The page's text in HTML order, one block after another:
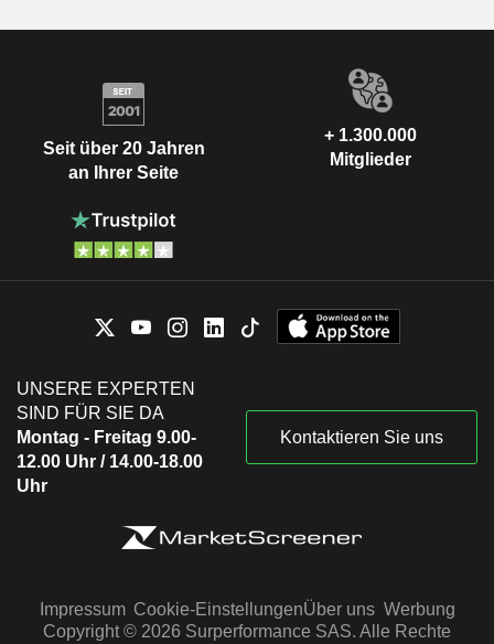
Seit über 20 Jahren
an Ihrer Seite
+ 1.300.000
Mitglieder
UNSERE EXPERTEN
SIND FÜR SIE DA
Montag - Freitag 9.00-
12.00 Uhr / 14.00-18.00
Uhr
Kontaktieren Sie uns
Impressum Cookie-EinstellungenÜber uns Werbung
Copyright © 2026 Surperformance SAS. Alle Rechte